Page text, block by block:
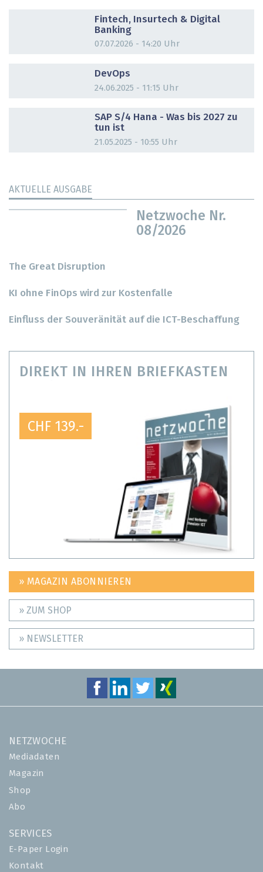
Fintech, Insurtech & Digital
Banking
07.07.2026 - 14:20 Uhr
DevOps
24.06.2025 - 11:15 Uhr
SAP S/4 Hana - Was bis 2027 zu
tun ist
21.05.2025 - 10:55 Uhr
AKTUELLE AUSGABE
Netzwoche Nr.
08/2026
The Great Disruption
KI ohne FinOps wird zur Kostenfalle
Einfluss der Souveränität auf die ICT-Beschaffung
DIREKT IN IHREN BRIEFKASTEN
CHF 139.-
» MAGAZIN ABONNIEREN
» ZUM SHOP
» NEWSLETTER
NETZWOCHE
Mediadaten
Magazin
Shop
Abo
SERVICES
E-Paper Login
Kontakt